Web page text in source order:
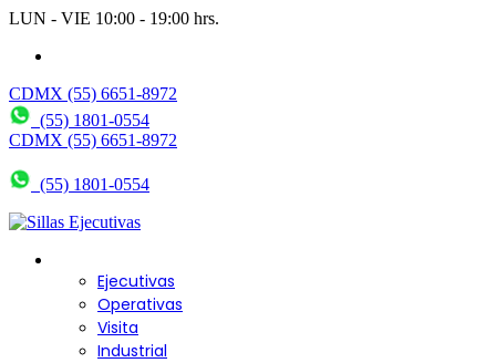
LUN - VIE 10:00 - 19:00 hrs.
CDMX (55) 6651-8972
(55) 1801-0554
CDMX (55) 6651-8972
(55) 1801-0554
Ejecutivas
Operativas
Visita
Industrial